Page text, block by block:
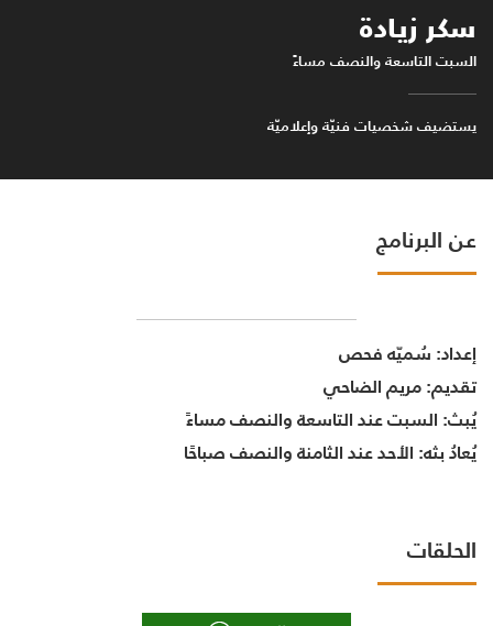
سكر زيادة
السبتالتاسعة والنصف مساءً
يستضيف شخصيات فنيّة وإعلاميّة
عن البرنامج
إعداد: سُميّه فحص
تقديم:مريم الضاحي
يُبث: السبت عند التاسعة والنصف مساءً
يُعادُ بثه: الأحد عند الثامنة والنصف صباحًا
الحلقات